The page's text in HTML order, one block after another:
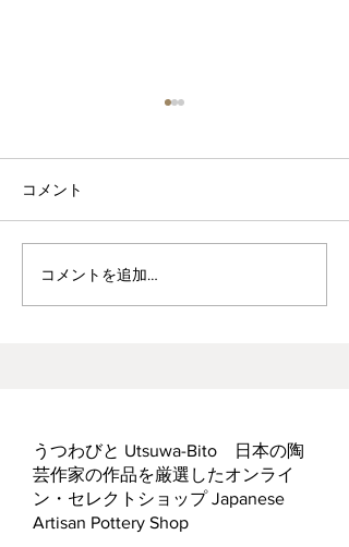
ヘス&あかね夫妻 ２人展
コメント
コメントを追加…
うつわびと Utsuwa-Bito 日本の陶
芸作家の作品を厳選したオンライ
ン・セレクトショップ Japanese
Artisan Pottery Shop